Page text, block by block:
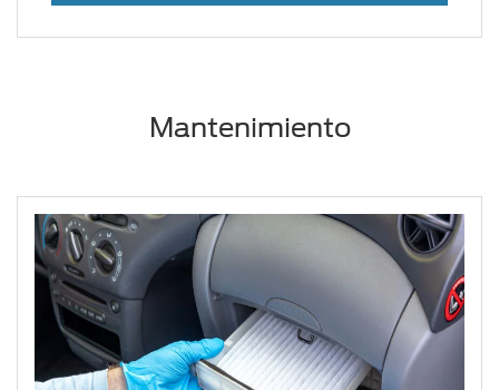
Mantenimiento